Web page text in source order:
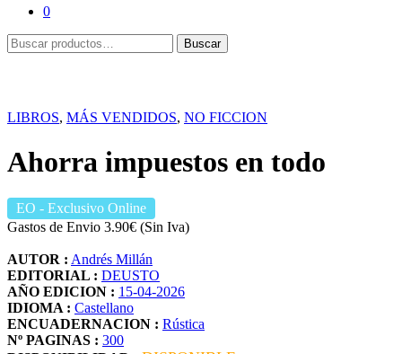
0
Buscar
por:
Buscar
LIBROS, MÁS VENDIDOS, NO FICCION
Ahorra impuestos en todo
EO - Exclusivo Online
Gastos de Envio 3.90€ (Sin Iva)
AUTOR : Andrés Millán
EDITORIAL : DEUSTO
AÑO EDICION : 15-04-2026
IDIOMA : Castellano
ENCUADERNACION : Rústica
Nº PAGINAS : 300